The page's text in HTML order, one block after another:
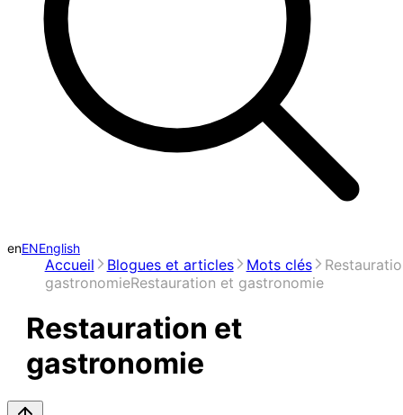
enENEnglish
Accueil Blogues et articles Mots clés
gastronomieRestauration et gastronomie
Restauration et
gastronomie